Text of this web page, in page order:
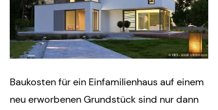
Baukosten für ein Einfamilienhaus auf einem
neu erworbenen Grundstück sind nur dann